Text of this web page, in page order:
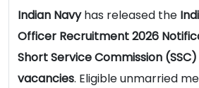
Indian Navyhas released the
Officer Recruitment 2026
Short Service Commission
vacancies. Eligible unmarried